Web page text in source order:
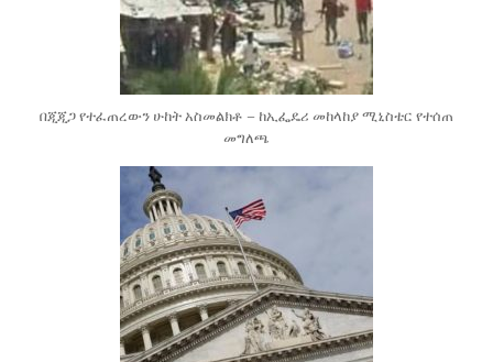
በጂጂጋ የተፈጠረውን ሁከት አስመልክቶ – ከኢፌዴሪ መከላከያ ሚኒስቴር የተሰጠ
መግለጫ